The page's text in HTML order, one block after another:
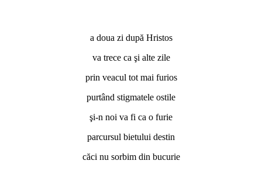
a doua zi după Hristos
va trece ca şi alte zile
prin veacul tot mai furios
purtând stigmatele ostile
şi-n noi va fi ca o furie
parcursul bietului destin
căci nu sorbim din bucurie